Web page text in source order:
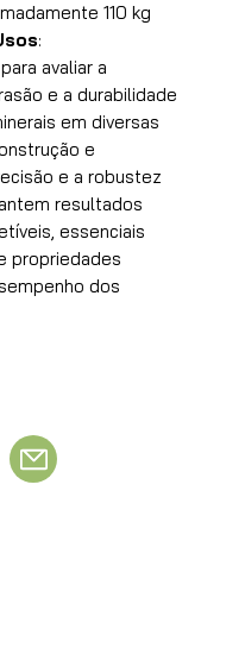
110 kg
:
avaliar a
e a durabilidade
em diversas
e
e a robustez
resultados
essenciais
propriedades
dos